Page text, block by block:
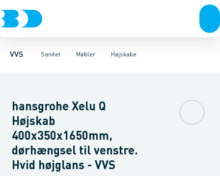
VVS Sanitet
Rør & fittingsPressfittings & rørKuglehaner & ventiler
Møbler
Toiletter, sæder og cisterner VaskeArmaturer
Højskabe
Møbelsæt & pakkerUnderskabeHøjskabe
hansgrohe Xelu Q
Højskab
400x350x1650mm,
dørhængsel til venstre.
Hvid højglans - VVS